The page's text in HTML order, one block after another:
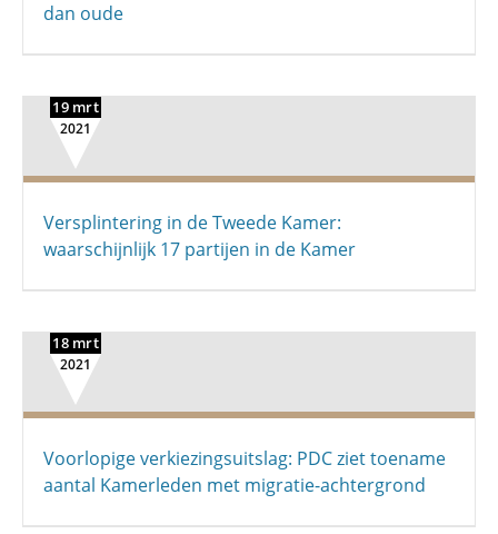
dan oude
19 mrt
2021
Versplintering in de Tweede Kamer:
waarschijnlijk 17 partijen in de Kamer
18 mrt
2021
Voorlopige verkiezingsuitslag: PDC ziet toename
aantal Kamerleden met migratie-achtergrond